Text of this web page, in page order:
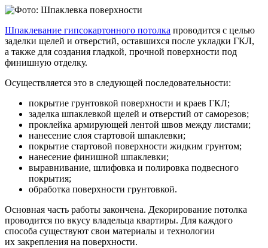
Шпаклевание гипсокартонного потолка проводится с целью
заделки щелей и отверстий, оставшихся после укладки ГКЛ,
а также для создания гладкой, прочной поверхности под
финишную отделку.
Осуществляется это в следующей последовательности:
покрытие грунтовкой поверхности и краев ГКЛ;
заделка шпаклевкой щелей и отверстий от саморезов;
проклейка армирующей лентой швов между листами;
нанесение слоя стартовой шпаклевки;
покрытие стартовой поверхности жидким грунтом;
нанесение финишной шпаклевки;
выравнивание, шлифовка и полировка подвесного
покрытия;
обработка поверхности грунтовкой.
Основная часть работы закончена. Декорирование потолка
проводится по вкусу владельца квартиры. Для каждого
способа существуют свои материалы и технологии
их закрепления на поверхности.